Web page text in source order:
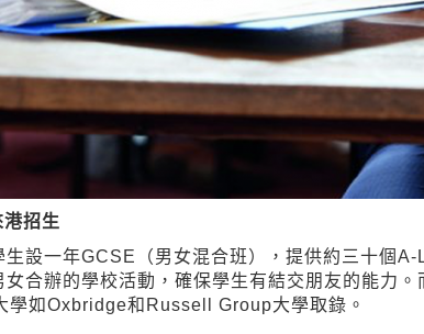
招生
生設一年GCSE（男女混合班），提供約三十個
女合辦的學校活動，確保學生有結交朋友的能力
學如Oxbridge和Russell Group大學取錄。